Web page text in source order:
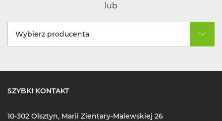
lub
Wybierz producenta
SZYBKI KONTAKT
10-302 Olsztyn, Marii Zientary-Malewskiej 26